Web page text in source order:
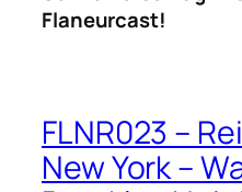
Flaneurcast!
FLNR023 –
New York –